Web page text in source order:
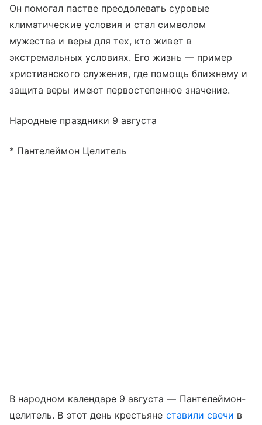
Он помогал пастве преодолевать суровые
климатические условия и стал символом
мужества и веры для тех, кто живет в
экстремальных условиях. Его жизнь — пример
христианского служения, где помощь ближнему и
защита веры имеют первостепенное значение.
Народные праздники 9 августа
* Пантелеймон Целитель
В народном календаре 9 августа — Пантелеймон-
целитель. В этот день крестьяне ставили свечи в